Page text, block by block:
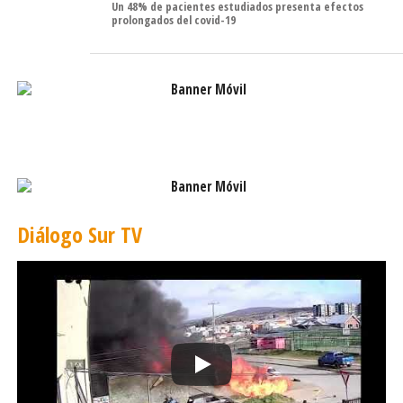
Un 48% de pacientes estudiados presenta efectos
prolongados del covid-19
Diálogo Sur TV